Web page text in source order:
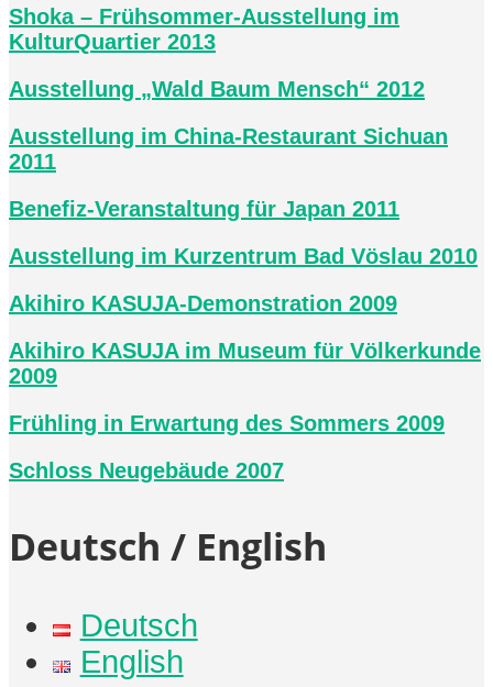
Shoka – Frühsommer-Ausstellung im
KulturQuartier 2013
Ausstellung „Wald Baum Mensch“ 2012
Ausstellung im China-Restaurant Sichuan
2011
Benefiz-Veranstaltung für Japan 2011
Ausstellung im Kurzentrum Bad Vöslau 2010
Akihiro KASUJA-Demonstration 2009
Akihiro KASUJA im Museum für Völkerkunde
2009
Frühling in Erwartung des Sommers 2009
Schloss Neugebäude 2007
Deutsch / English
Deutsch
English